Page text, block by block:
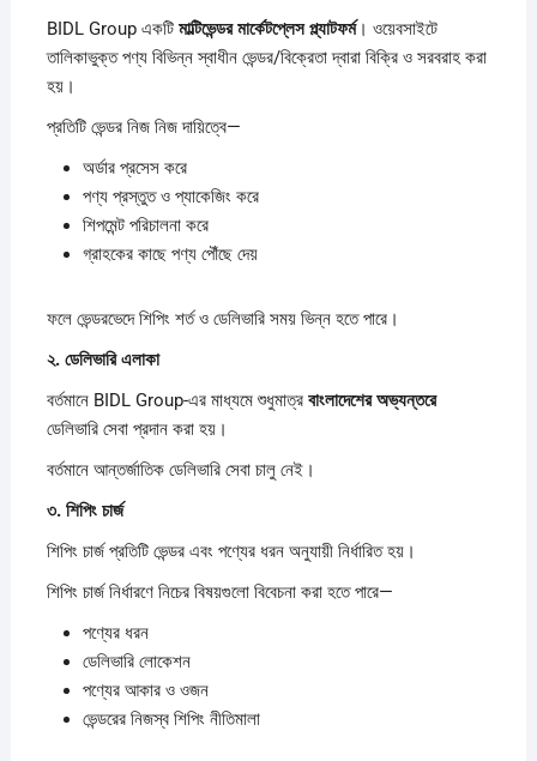
BIDL Group একটি মাল্টিভেন্ডরমার্কেটপ্লেসপ্ল্যাটফর্ম। ওয়েবসাইটে
তালিকাভুক্ত পণ্য বিভিন্ন স্বাধীন ভেন্ডর/বিক্রেতা দ্বারা বিক্রি ও সরবরাহ করা
হয়।
প্রতিটি ভেন্ডর নিজ নিজ দায়িত্বে—
অর্ডার প্রসেস করে
পণ্য প্রস্তুত ও প্যাকেজিং করে
শিপমেন্ট পরিচালনা করে
গ্রাহকের কাছে পণ্য পৌঁছে দেয়
ফলে ভেন্ডরভেদে শিপিং শর্ত ও ডেলিভারি সময় ভিন্ন হতে পারে।
২. ডেলিভারিএলাকা
বর্তমানে BIDL Group-এর মাধ্যমে শুধুমাত্র বাংলাদেশেরঅভ্যন্তরে
ডেলিভারি সেবা প্রদান করা হয়।
বর্তমানে আন্তর্জাতিক ডেলিভারি সেবা চালু নেই।
৩. শিপিং চার্জ
শিপিং চার্জ প্রতিটি ভেন্ডর এবং পণ্যের ধরন অনুযায়ী নির্ধারিত হয়।
শিপিং চার্জ নির্ধারণে নিচের বিষয়গুলো বিবেচনা করা হতে পারে—
পণ্যের ধরন
ডেলিভারি লোকেশন
পণ্যের আকার ও ওজন
ভেন্ডরের নিজস্ব শিপিং নীতিমালা